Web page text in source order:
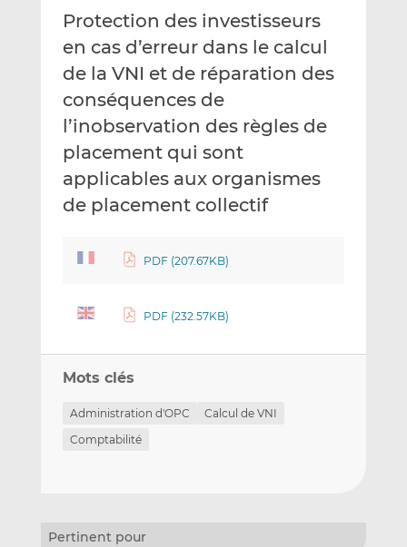
r
e
m
l
u
r
L
n
k
e
d
n
u
r
F
a
c
e
b
o
k
Protection des investisseurs
en cas d’erreur dans le calcul
de la VNI et de réparation des
conséquences de
l’inobservation des règles de
placement qui sont
applicables aux organismes
de placement collectif
PDF (207.67KB)
PDF (232.57KB)
Mots clés
Administration d'OPC
Calcul de VNI
Comptabilité
Pertinent pour